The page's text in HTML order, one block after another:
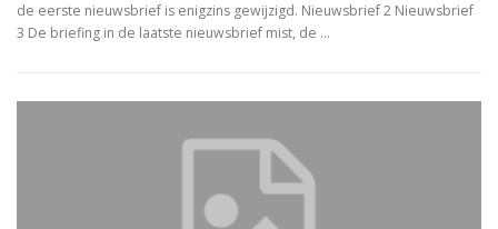
de eerste nieuwsbrief is enigzins gewijzigd. Nieuwsbrief 2 Nieuwsbrief
3 De briefing in de laatste nieuwsbrief mist, de …